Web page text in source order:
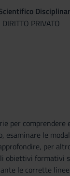
PRIVATO
per
le
per
obiettivi
le corrette